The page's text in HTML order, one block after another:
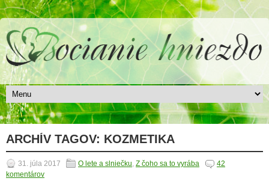
ARCHÍV TAGOV: KOZMETIKA
31. júla 2017 O lete a slniečku Z čoho sa to vyrába
42
komentárov